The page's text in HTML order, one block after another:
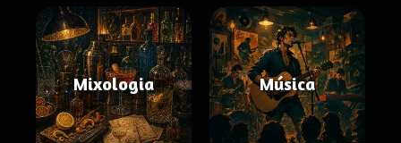
Mixologia Música